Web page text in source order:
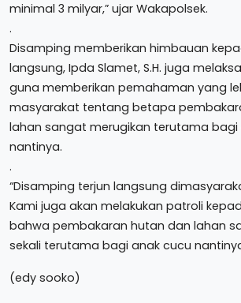
minimal 3 milyar,” ujar Wakapolsek.
.
Disamping memberikan himbauan
langsung, Ipda Slamet, S.H. juga
guna memberikan pemahaman yang
masyarakat tentang betapa
lahan sangat merugikan terutama bagi
nantinya.
.
“Disamping terjun langsung
Kami juga akan melakukan patroli
bahwa pembakaran hutan dan lahan
sekali terutama bagi anak cucu
(edy sooko)